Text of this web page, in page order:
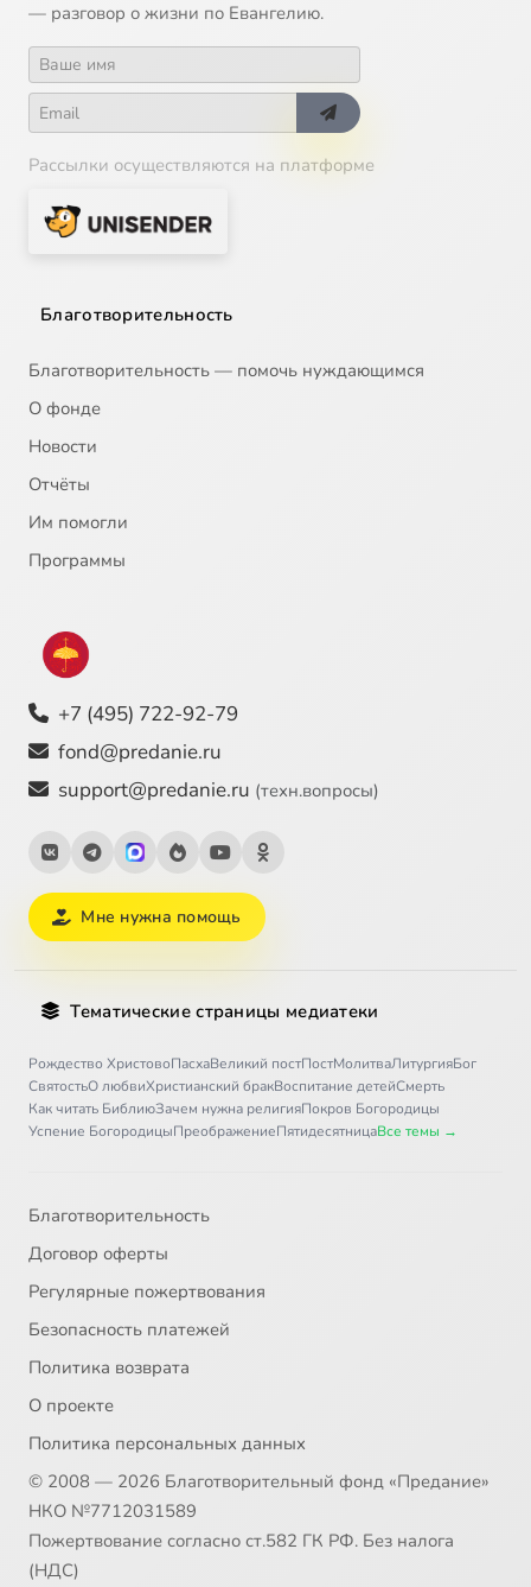
— разговор о жизни по Евангелию.
Рассылки осуществляются на платформе
Благотворительность
Благотворительность — помочь нуждающимся
О фонде
Новости
Отчёты
Им помогли
Программы
+7 (495) 722-92-79
fond@predanie.ru
support@predanie.ru (техн.вопросы)
Мне нужна помощь
Тематические страницы медиатеки
Рождество ХристовоПасхаВеликий постПостМолитваЛитургияБог
СвятостьО любвиХристианский бракВоспитание детейСмерть
Как читать БиблиюЗачем нужна религияПокров Богородицы
Успение БогородицыПреображениеПятидесятницаВсе темы →
Благотворительность
Договор оферты
Регулярные пожертвования
Безопасность платежей
Политика возврата
О проекте
Политика персональных данных
© 2008 — 2026 Благотворительный фонд «Предание»
НКО №7712031589
Пожертвование согласно ст.582 ГК РФ. Без налога
(НДС)